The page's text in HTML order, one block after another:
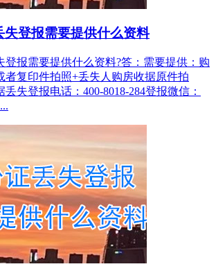
失登报需要提供什么资料
登报需要提供什么资料?答：需要提供：购
者复印件拍照+丢失人购房收据原件拍
失登报电话：400-8018-284登报微信：